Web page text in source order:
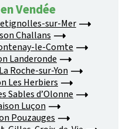
Vendée
sur-Mer
Challans
le-Comte
Landeronde
Roche-sur-Yon
Les Herbiers
Sables d’Olonne
Luçon
Pouzauges